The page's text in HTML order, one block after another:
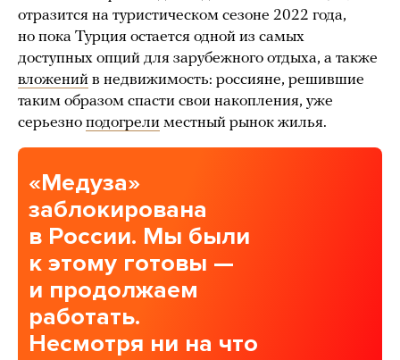
отразится на туристическом сезоне 2022 года,
но пока Турция остается одной из самых
доступных опций для зарубежного отдыха, а также
вложений в недвижимость: россияне, решившие
таким образом спасти свои накопления, уже
серьезно подогрели местный рынок жилья.
«Медуза»
заблокирована
в России. Мы были
к этому готовы —
и продолжаем
работать.
Несмотря ни на что